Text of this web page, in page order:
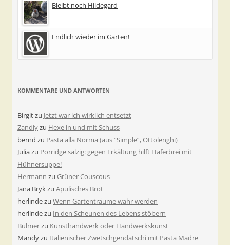
Bleibt noch Hildegard
Endlich wieder im Garten!
KOMMENTARE UND ANTWORTEN
Birgitzu Jetzt war ich wirklich entsetzt
Zandiyzu Hexe in und mit Schuss
bernd zu Pasta alla Norma (aus “Simple”, Ottolenghi)
Juliazu Porridge salzig: gegen Erkältung hilft Haferbrei mit
Hühnersuppe!
Hermann zu Grüner Couscous
Jana Brykzu Apulisches Brot
herlindezu Wenn Gartenträume wahr werden
herlindezu In den Scheunen des Lebens stöbern
Bulmerzu Kunsthandwerk oder Handwerkskunst
Mandyzu Italienischer Zwetschgendatschi mit Pasta Madre